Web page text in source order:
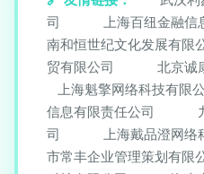
司
上海百纽金融
南和恒世纪文化发展有限
贸有限公司
北京诚
上海魁擎网络科技有限
信息有限责任公司
司
上海戴品澄网
市常丰企业管理策划有限